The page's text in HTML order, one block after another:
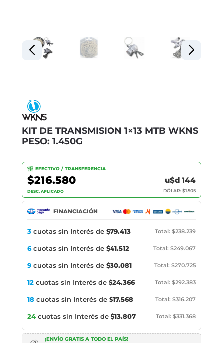
KIT DE TRANSMISION 1×13 MTB WKNS
PESO: 1.450G
EFECTIVO / TRANSFERENCIA
$216.580
DESC. APLICADO
u$d 144
DÓLAR: $1.505
FINANCIACIÓN
3 cuotas sin Interés de $79.413 Total: $238.239
6cuotas sin Interés de $41.512 Total: $249.067
9 cuotas sin Interés de $30.081 Total: $270.725
12 cuotas sin Interés de $24.366 Total: $292.383
18 cuotas sin Interés de $17.568 Total: $316.207
24 cuotas sin Interés de $13.807 Total: $331.368
¡ENVÍO GRATIS A TODO EL PAÍS!